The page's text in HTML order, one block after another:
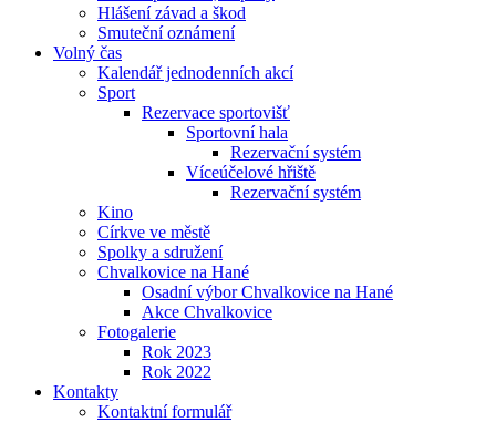
Hlášení závad a škod
Smuteční oznámení
Volný čas
Kalendář jednodenních akcí
Sport
Rezervace sportovišť
Sportovní hala
Rezervační systém
Víceúčelové hřiště
Rezervační systém
Kino
Církve ve městě
Spolky a sdružení
Chvalkovice na Hané
Osadní výbor Chvalkovice na Hané
Akce Chvalkovice
Fotogalerie
Rok 2023
Rok 2022
Kontakty
Kontaktní formulář